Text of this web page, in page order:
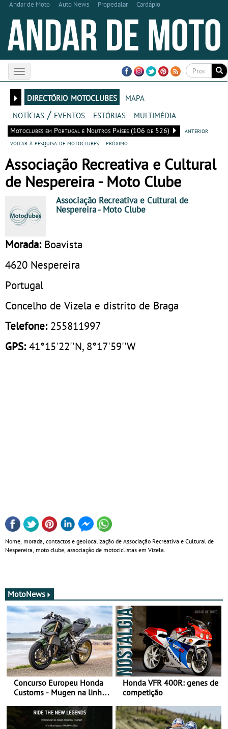
Andar de Moto Auto News Propedalar Cardápio
Toggle
navigation
directório motoclubes
mapa
notícias / eventos
estórias multimédia
Motoclubes em Portugal e Noutros Países (106 de 526)
anterior
voltar à pesquisa de motoclubes
próximo
Associação Recreativa e Cultural
de Nespereira - Moto Clube
Associação Recreativa e Cultural de
Nespereira- Moto Clube
Morada: Boavista
4620 Nespereira
Portugal
Concelho de Vizela e distrito de Braga
Telefone: 255811997
GPS:41°15'22''N, 8°17'59''W
Nome, morada, contactos e geolocalização de Associação Recreativa e Cultural de
Nespereira, moto clube, associação de motociclistas em Vizela.
MotoNews
Concurso Europeu Honda
Customs - Mugen na linha
ganhar
Honda VFR 400R: genes de
competição